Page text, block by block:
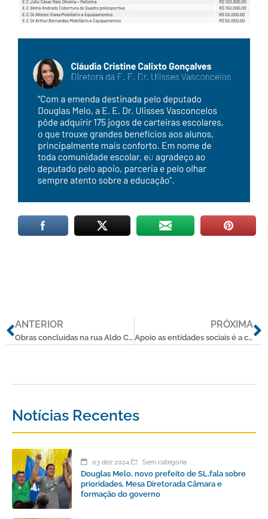
Anterior
ANTERIOR
Obras concluídas na rua Aldo Costa
PRÓXIMA
Apoio as entidades sociais é a certeza de cuidar de quem mais precisa
Notícias Recentes
03 dez 2024 Sem categoria
Douglas Melo, novo prefeito de SL,fala sobre
prioridades, Mesa Diretorada Câmara e
formação do governo